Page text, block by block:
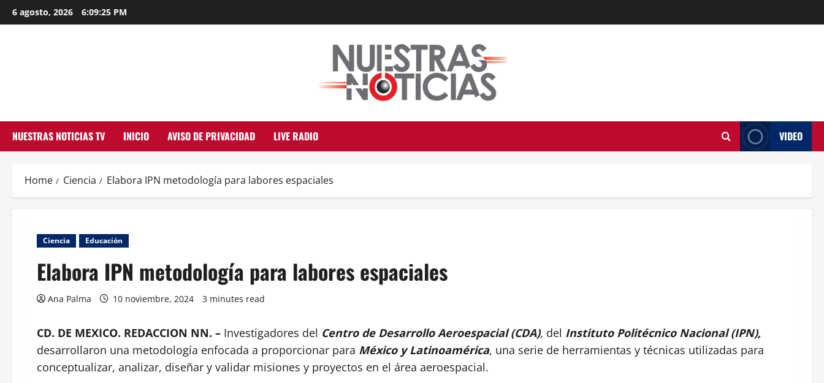
Skip
to
6 agosto, 2026 6:09:26 PM
NUESTRAS NOTICIAS TV INICIO AVISO DE PRIVACIDAD LIVE RADIO VIDEO
Home Ciencia Elabora IPN metodología para labores espaciales
Ciencia Educación
Elabora IPN metodología para labores espaciales
Ana Palma 10 noviembre, 2024 3 minutes read
CD. DE MEXICO. REDACCION NN. – Investigadores del Centro de Desarrollo Aeroespacial (CDA), del Instituto Politécnico Nacional (IPN),
desarrollaron una metodología enfocada a proporcionar para México y Latinoamérica, una serie de herramientas y técnicas utilizadas para
conceptualizar, analizar, diseñar y validar misiones y proyectos en el área aeroespacial.